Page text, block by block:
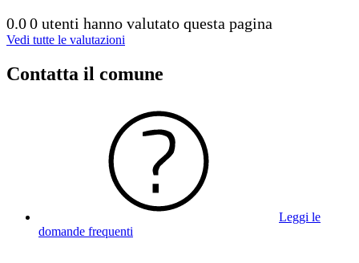
0.00 utenti hanno valutato questa pagina
Vedi tutte le valutazioni
Contatta il comune
Leggi le
domande frequenti